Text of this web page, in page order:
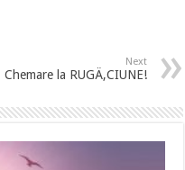
Next
Chemare la RUGÄ‚CIUNE!